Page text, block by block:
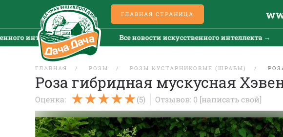
ГЛАВНАЯ СТРАНИЦА
интеллекта → Все новости искусственного интеллекта →
ГЛАВНАЯ РОЗЫ РОЗЫ КУСТАРНИКОВЫЕ (ШРАБЫ)
Роза гибридная мускусная
Оценка: (5) Отзывов: 0 [написать свой]